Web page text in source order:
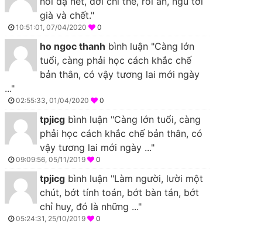
già và chết."
10:51:01, 07/04/2020 0
ho ngoc thanh bình luận "Càng lớn
tuổi, càng phải học cách khắc chế
bản thân, có vậy tương lai mới ngày
..."
02:55:33, 01/04/2020 0
tpjicg bình luận "Càng lớn tuổi, càng
phải học cách khắc chế bản thân, có
vậy tương lai mới ngày ..."
09:09:56, 05/11/2019 0
tpjicg bình luận "Làm người, lười một
chút, bớt tính toán, bớt bàn tán, bớt
chỉ huy, đó là những ..."
05:24:31, 25/10/2019 0